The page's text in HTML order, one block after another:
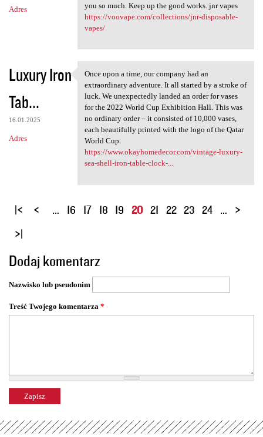
Adres
you so much. Keep up the good works. jnr vapes
https://voovape.com/collections/jnr-disposable-
vapes/
Luxury Iron
Tab...
16.01.2025
Adres
Once upon a time, our company
Once upon a time, our company had an
extraordinary adventure. It all started by a stroke of
luck. We unexpectedly landed an order for vases
for the 2022 World Cup Exhibition Hall. This was
no ordinary order – it consisted of 10,000 vases,
each beautifully printed with the logo of the Qatar
World Cup.
https://www.okayhomedecor.com/vintage-luxury-
sea-shell-iron-table-clock-...
S
o
n
y
… 16 17 18 19 20 21 22 23 24 …
Dodaj komentarz
Nazwisko lub pseudonim
Treść Twojego komentarza *